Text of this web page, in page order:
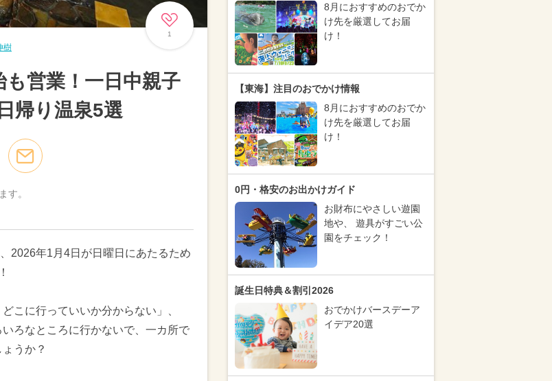
1
樹
も営業！一日中親子
帰り温泉5選
す。
2026年1月4日が日曜日にあたるため
こに行っていいか分からない」、
ろなところに行かないで、一カ所で
うか？
8月におすすめのおでか
け先を厳選してお届
け！
【東海】注目のおでかけ情報
8月におすすめのおでか
け先を厳選してお届
け！
0円・格安のお出かけガイド
お財布にやさしい遊園
地や、 遊具がすごい公
園をチェック！
誕生日特典＆割引2026
おでかけバースデーア
イデア20選